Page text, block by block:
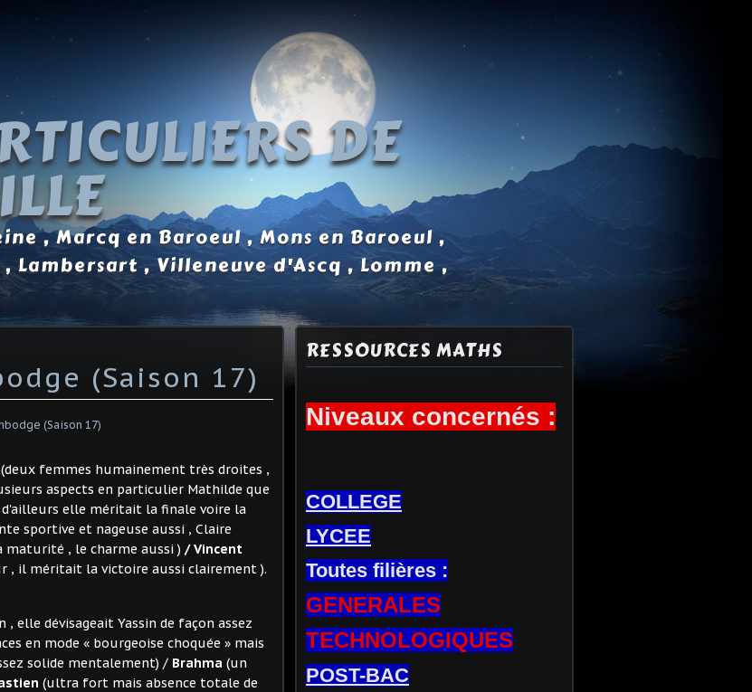
DE
, Marcq en Baroeul , Mons en Baroeul ,
Lambersart , Villeneuve d'Ascq , Lomme ,
(Saison 17)
(deux femmes humainement très droites ,
aspects en particulier Mathilde que
elle méritait la finale voire la
sportive et nageuse aussi , Claire
maturité , le charme aussi ) / Vincent
, il méritait la victoire aussi clairement ).
, elle dévisageait Yassin de façon assez
en mode « bourgeoise choquée » mais
solide mentalement) / Brahma (un
(ultra fort mais absence totale de
RESSOURCES MATHS
Niveaux concernés :
COLLEGE
LYCEE
Toutes filières :
GENERALES
TECHNOLOGIQUES
POST-BAC